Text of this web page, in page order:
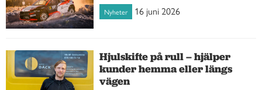
Nyheter 16 juni 2026
Hjulskifte på rull – hjälper
kunder hemma eller längs
vägen